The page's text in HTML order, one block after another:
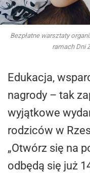
Bezpłatne warsztaty
ramach Dni
Edukacja,
nagrody – tak
wyjątkowe
rodziców w
„Otwórz się na
odbędą się już